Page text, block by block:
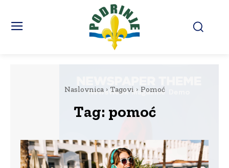
Naslovnica Tagovi Pomoć
Tag: pomoć